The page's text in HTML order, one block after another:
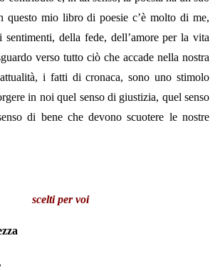
questo mio libro di poesie c’è molto di me,
della fede, dell’amore per la vita
verso tutto ciò che accade nella nostra
i fatti di cronaca, sono uno stimolo
in noi quel senso di giustizia, quel senso
di bene che devono scuotere le nostre
scelti per voi